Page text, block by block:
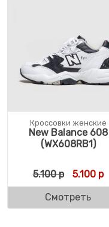
Кроссовки женские
New Balance 608
(WX608RB1)
5.100р 5.100р
Смотреть